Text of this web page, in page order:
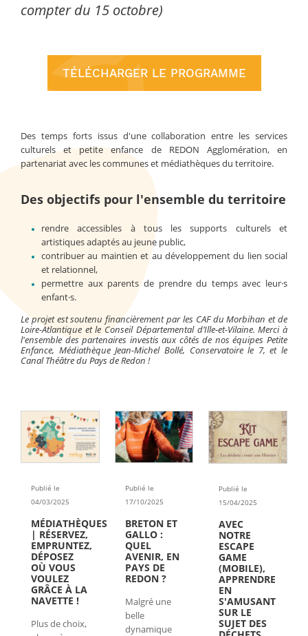
compter du 15 octobre)
TÉLÉCHARGER LE PROGRAMME
Des temps forts issus d'une collaboration entre les services
culturels et petite enfance de REDON Agglomération, en
partenariat avec les communes et médiathèques du territoire.
Des objectifs pour l'ensemble du territoire
rendre accessibles à tous les supports culturels et
artistiques adaptés au jeune public,
contribuer au maintien et au développement du lien social
et relationnel,
permettre aux parents de prendre du temps avec leur·s
enfant·s.
Le projet est soutenu financièrement par les CAF du Morbihan et de
Loire-Atlantique et le Conseil Départemental d’Ille-et-Vilaine. Merci à
l'ensemble des partenaires investis aux côtés de nos équipes Petite
Enfance, Médiathèque Jean-Michel Bollé, Conservatoire le 7, et le
Canal Théâtre du Pays de Redon !
Publié le
04/03/2025
MÉDIATHÈQUES
| RÉSERVEZ,
EMPRUNTEZ,
DÉPOSEZ
OÙ VOUS
VOULEZ
GRÂCE À LA
NAVETTE !
Plus de choix,
Publié le
17/10/2025
BRETON ET
GALLO :
QUEL
AVENIR, EN
PAYS DE
REDON ?
Malgré une
belle
dynamique
Publié le
15/04/2025
AVEC
NOTRE
ESCAPE
GAME
(MOBILE),
APPRENDRE
EN
S'AMUSANT
SUR LE
SUJET DES